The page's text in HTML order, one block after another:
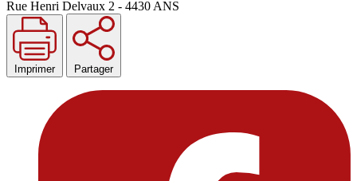
Rue Henri Delvaux 2 - 4430 ANS
Imprimer Partager